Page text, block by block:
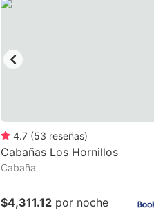
keyboard
shortcuts
changing
4.7 (53 reseñas)
Cabañas Los Hornillos
Cabaña
$4,311.12 por noche